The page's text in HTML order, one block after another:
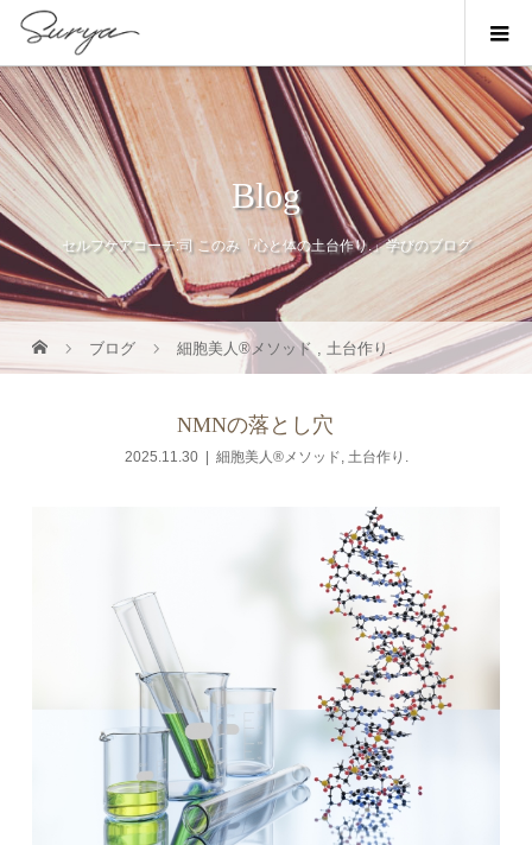
Blog
セルフケアコーチ:司 このみ「心と体の土台作り.」学びのブログ
ブログ 細胞美人®メソッド ,土台作り.
NMNの落とし穴
2025.11.30 細胞美人®メソッド, 土台作り.